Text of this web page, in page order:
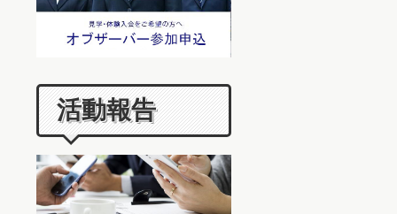
活動報告